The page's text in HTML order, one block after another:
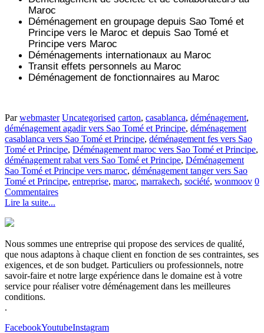
Maroc
Déménagement en groupage depuis Sao Tomé et
Principe vers le Maroc et depuis Sao Tomé et
Principe vers Maroc
Déménagements internationaux au Maroc
Transit effets personnels au Maroc
Déménagement de fonctionnaires au Maroc
Parwebmaster Uncategorised carton, casablanca, déménagement,
déménagement agadir vers Sao Tomé et Principe, déménagement
casablanca vers Sao Tomé et Principe, déménagement fes vers Sao
Tomé et Principe, Déménagement maroc vers Sao Tomé et Principe,
déménagement rabat vers Sao Tomé et Principe, Déménagement
Sao Tomé et Principe vers maroc, déménagement tanger vers Sao
Tomé et Principe, entreprise, maroc, marrakech, société, wonmoov 0
Commentaires
Lire la suite...
Nous sommes une entreprise qui propose des services de qualité,
que nous adaptons à chaque client en fonction de ses contraintes, ses
exigences, et de son budget. Particuliers ou professionnels, notre
savoir-faire et notre large expérience dans le domaine est à votre
service pour réaliser votre déménagement dans les meilleures
conditions.
.
FacebookYoutubeInstagram